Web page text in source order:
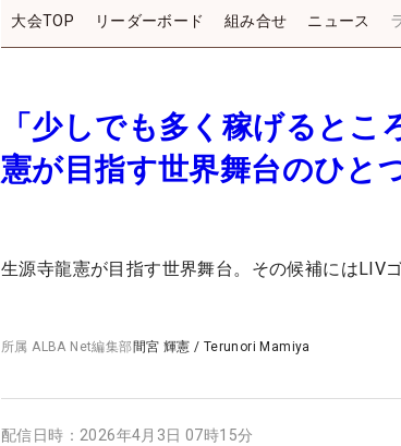
大会TOP リーダーボード 組み合せ ニュース
「少しでも多く稼げると
憲が目指す世界舞台のひと
生源寺龍憲が目指す世界舞台。その候補にはLIV
所属ALBA Net編集部間宮 輝憲 / Terunori Mamiya
配信日時： 2026年4月3日 07時15分